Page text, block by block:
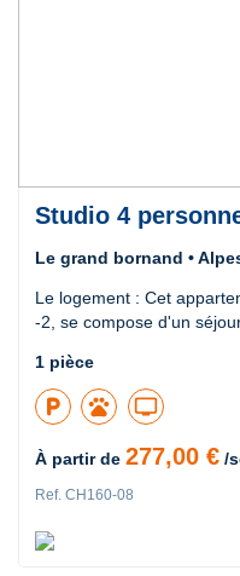
Studio 4
Le grand bornand •
Le logement : Cet
-2, se compose d'un
1 pièce
local_parking pets tv
À partir de 277,00 € /
Ref. CH160-08